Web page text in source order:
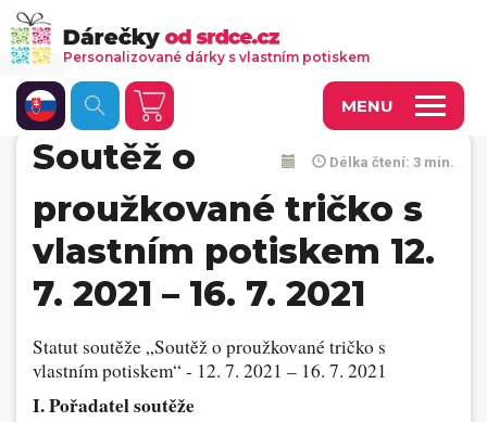
MENU
Fotoobrazy a dekorace
Kalendáře s vlastními fotkami
Trička a oděvy
Personalizované hry
Hrnečky a keramika
Doplňky do kanceláře, domácnosti, auta
Personalizované dárky s vlastním potiskem
Délka čtení: 3 min.
Soutěž o
proužkované tričko s
vlastním potiskem 12.
7. 2021 – 16. 7. 2021
Statut soutěže „Soutěž o proužkované tričko s
vlastním potiskem“ - 12. 7. 2021 – 16. 7. 2021
I. Pořadatel soutěže